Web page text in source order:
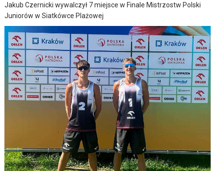
Jakub Czernicki wywalczył 7 miejsce w Finale Mistrzostw Polski
Juniorów w Siatkówce Plażowej